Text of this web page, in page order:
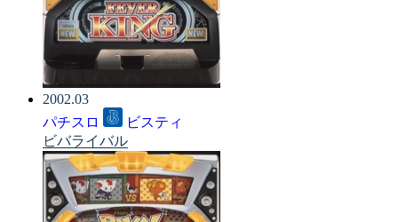
2002.03
パチスロ
ビスティ
ビバライバル